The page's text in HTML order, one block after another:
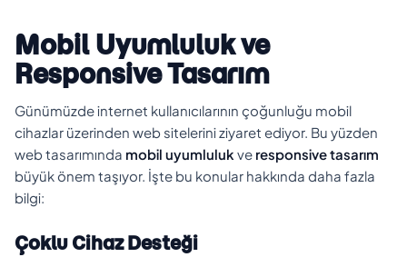
Mobil Uyumluluk ve
Responsive Tasarım
Günümüzde internet kullanıcılarının çoğunluğu mobil
cihazlar üzerinden web sitelerini ziyaret ediyor. Bu yüzden
web tasarımında mobil uyumluluk ve responsive tasarım
büyük önem taşıyor. İşte bu konular hakkında daha fazla
bilgi:
Çoklu Cihaz Desteği